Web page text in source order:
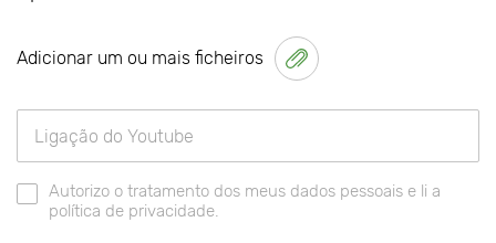
Adicionar um ou mais ficheiros
Autorizo o tratamento dos meus dados pessoais e li a
política de privacidade.